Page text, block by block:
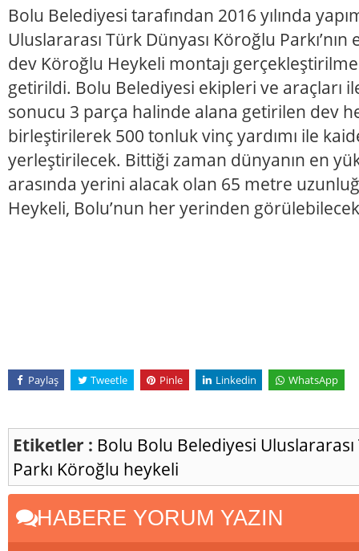
Bolu Belediyesi tarafından 2016 yılında
Uluslararası Türk Dünyası Köroğlu
dev Köroğlu Heykeli montajı
getirildi. Bolu Belediyesi ekipleri ve araçları
sonucu 3 parça halinde alana getirilen dev
birleştirilerek 500 tonluk vinç yardımı ile
yerleştirilecek. Bittiği zaman dünyanın en
arasında yerini alacak olan 65 metre
Heykeli, Bolu’nun her yerinden
Paylaş Tweetle Pinle Linkedin WhatsApp
Etiketler : Bolu Bolu Belediyesi
Parkı Köroğlu heykeli
HABERE YORUM YAZIN